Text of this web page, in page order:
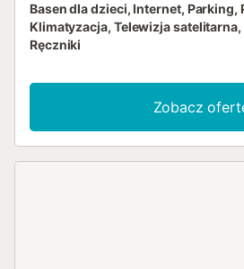
Basen dla dzieci, Internet, Parking,
Klimatyzacja, Telewizja
Ręczniki
Zobacz